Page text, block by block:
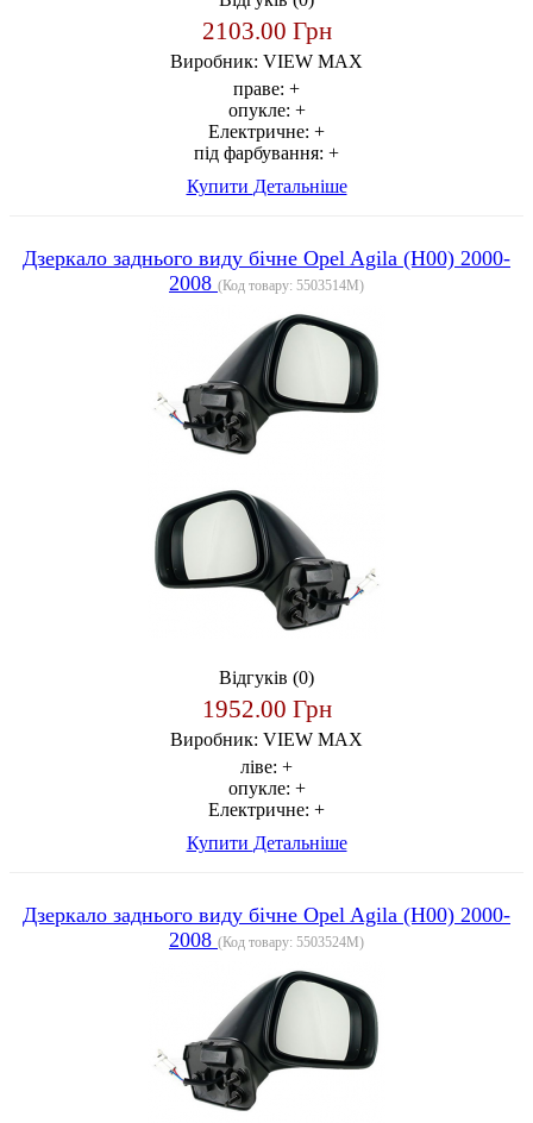
2103.00 Грн
Виробник: VIEW MAX
праве: +
опукле: +
Електричне: +
під фарбування: +
Купити Детальніше
Дзеркало заднього виду бічне Opel Agila (H00) 2000-
2008 (Код товару: 5503514M)
Відгуків (0)
1952.00 Грн
Виробник: VIEW MAX
ліве: +
опукле: +
Електричне: +
Купити Детальніше
Дзеркало заднього виду бічне Opel Agila (H00) 2000-
2008 (Код товару: 5503524M)